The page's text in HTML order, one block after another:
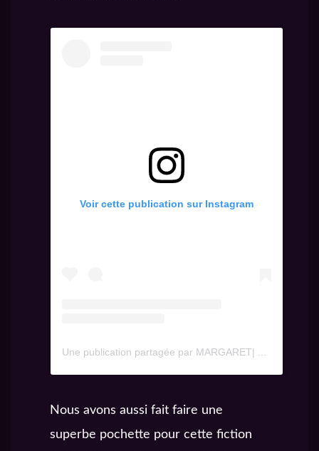
Voir cette publication sur Instagram
Nous avons aussi fait faire une
superbe pochette pour cette fiction